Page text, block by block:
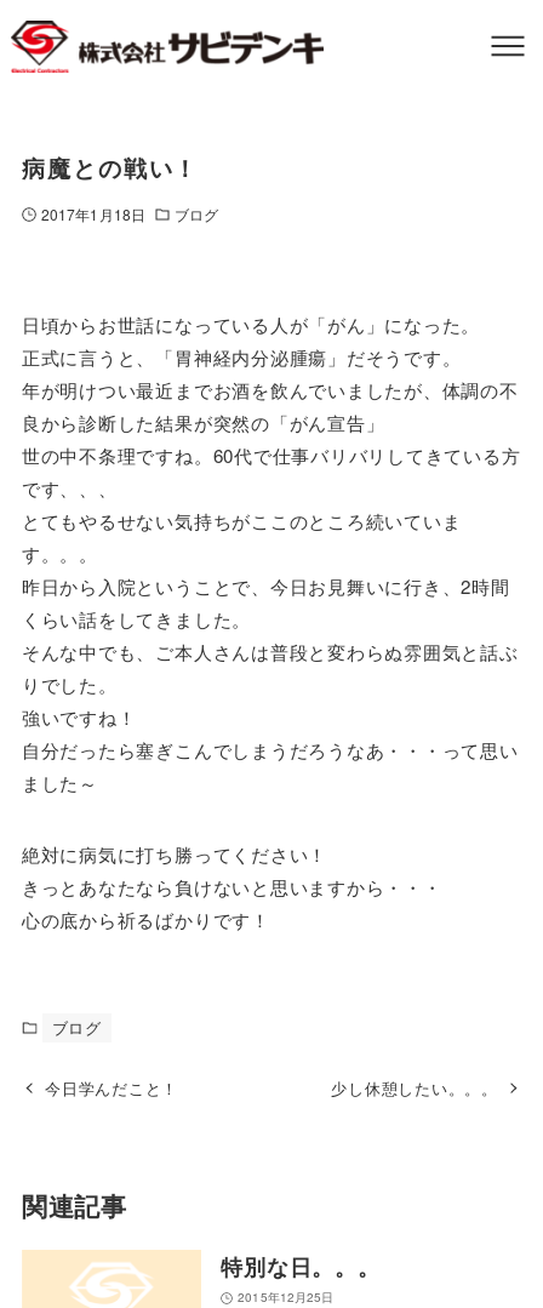
病魔との戦い！
2017年1月18日 ブログ
日頃からお世話になっている人が「がん」になった。
正式に言うと、「胃神経内分泌腫瘍」だそうです。
年が明けつい最近までお酒を飲んでいましたが、体調の不
良から診断した結果が突然の「がん宣告」
世の中不条理ですね。60代で仕事バリバリしてきている方
です、、、
とてもやるせない気持ちがここのところ続いていま
す。。。
昨日から入院ということで、今日お見舞いに行き、2時間
くらい話をしてきました。
そんな中でも、ご本人さんは普段と変わらぬ雰囲気と話ぶ
りでした。
強いですね！
自分だったら塞ぎこんでしまうだろうなあ・・・って思い
ました～
絶対に病気に打ち勝ってください！
きっとあなたなら負けないと思いますから・・・
心の底から祈るばかりです！
ブログ
今日学んだこと！ 少し休憩したい。。。
関連記事
特別な日。。。
2015年12月25日